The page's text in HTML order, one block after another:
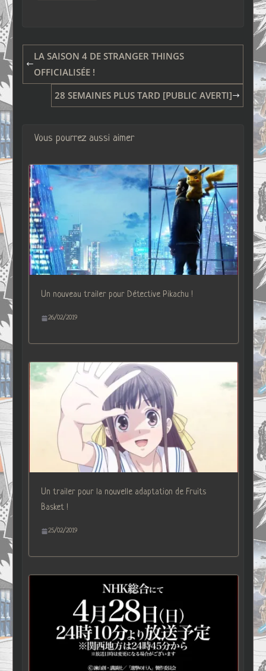
LA SAISON 4 DE STRANGER THINGS
OFFICIALISÉE !
28 SEMAINES PLUS TARD [PUBLIC AVERTI]
Vous pourrez aussi aimer
Un nouveau trailer pour Détective Pikachu !
26/02/2019
Un trailer pour la nouvelle adaptation de Fruits
Basket !
25/02/2019